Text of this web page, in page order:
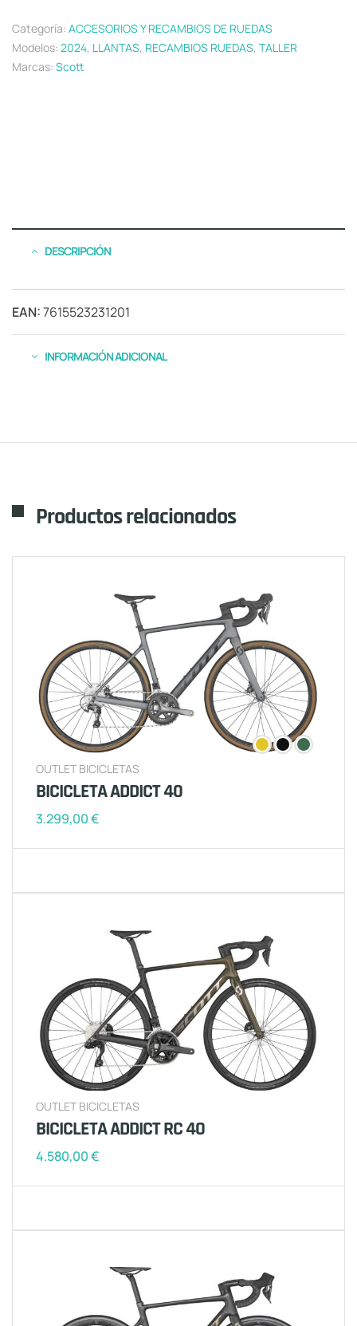
Categoría: ACCESORIOS Y RECAMBIOS DE RUEDAS
Modelos: 2024, LLANTAS, RECAMBIOS RUEDAS, TALLER
Marcas: Scott
DESCRIPCIÓN
EAN:7615523231201
INFORMACIÓN ADICIONAL
Productos relacionados
OUTLET BICICLETAS
BICICLETA ADDICT 40
3.299,00€
OUTLET BICICLETAS
BICICLETA ADDICT RC 40
4.580,00€